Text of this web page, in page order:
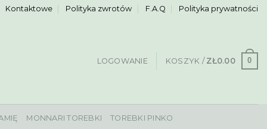
Kontaktowe Polityka zwrotów F.A.Q Polityka prywatności
LOGOWANIE KOSZYK / ZŁ0.00 0
MONNARI TOREBKI TOREBKI PINKO